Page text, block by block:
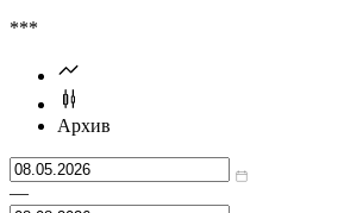
***
Архив
—